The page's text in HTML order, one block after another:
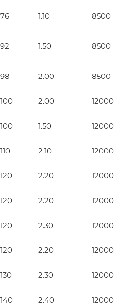
76 1.10 8500
92 1.50 8500
98 2.00 8500
100 2.00 12000
100 1.50 12000
110 2.10 12000
120 2.20 12000
120 2.20 12000
120 2.30 12000
120 2.20 12000
130 2.30 12000
140 2.40 12000